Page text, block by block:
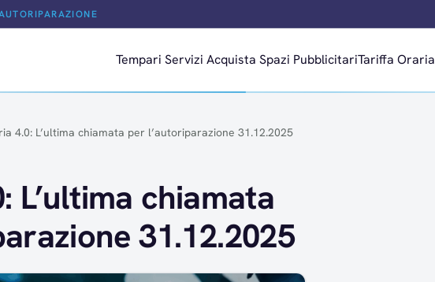
Tempari Servizi Acquista Spazi PubblicitariTariffa Oraria
4.0: L’ultima chiamata per l’autoriparazione 31.12.2025
L’ultima chiamata
31.12.2025